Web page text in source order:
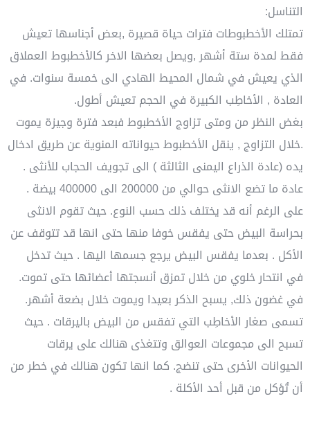
التناسل:
تمتلك الأخطبوطات فترات حياة قصيرة ,بعض أجناسها تعيش
فقط لمدة ستة أشهر ,ويصل بعضها الاخر كالأخطبوط العملاق
الذي يعيش في شمال المحيط الهادي الى خمسة سنوات. في
العادة , الأخاطِب الكبيرة في الحجم تعيش أطول.
بغض النظر من ومتى تزاوج الأخطبوط فبعد فترة وجيزة يموت
.خلال التزاوج , ينقل الأخطبوط حيواناته المنوية عن طريق ادخال
يده (عادة الذراع اليمنى الثالثة ) الى تجويف الحجاب للأنثى .
عادة ما تضع الانثى حوالي من 200000 الى 400000 بيضة .
على الرغم أنه قد يختلف ذلك حسب النوع. حيث تقوم الانثى
بحراسة البيض حتى يفقس خوفا منها حتى انها قد تتوقف عن
الأكل . بعدما يفقس البيض يرجع جسمها اليها . حيث تدخل
في انتحار خلوي من خلال تمزق أنسجتها أعضائها حتى تموت.
في غضون ذلك, يسبح الذكر بعيدا ويموت خلال بضعة أشهر.
تسمى صغار الأخاطِب التي تفقس من البيض باليرقات . حيث
تسبح الى مجموعات العوالق وتتغذى هنالك على يرقات
الحيوانات الأخرى حتى تنضج. كما انها تكون هنالك في خطر من
أن تُؤكل من قبل أحد الأكلة .